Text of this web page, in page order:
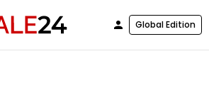
Global Edition